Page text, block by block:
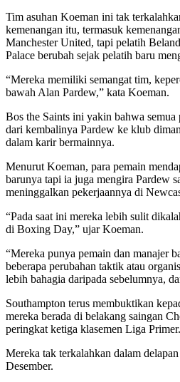
Tim asuhan Koeman ini tak
kemenangan itu, termasuk
Manchester United, tapi pelatih
Palace berubah sejak pelatih baru
“Mereka memiliki semangat tim,
bawah Alan Pardew,” kata Koeman.
Bos the Saints ini yakin bahwa
dari kembalinya Pardew ke klub
dalam karir bermainnya.
Menurut Koeman, para pemain
barunya tapi ia juga mengira Pardew
meninggalkan pekerjaannya di
“Pada saat ini mereka lebih sulit
di Boxing Day,” ujar Koeman.
“Mereka punya pemain dan manajer
beberapa perubahan taktik atau
lebih bahagia daripada sebelumnya,
Southampton terus membuktikan
mereka berada di belakang saingan
peringkat ketiga klasemen Liga Primer.
Mereka tak terkalahkan dalam
Desember.